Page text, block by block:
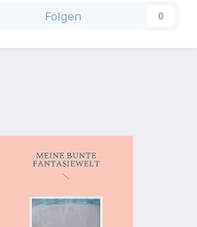
Folgen 0